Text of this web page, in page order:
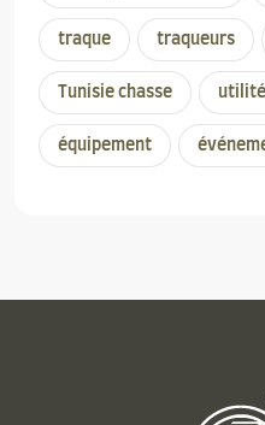
traque traqueurs
Tunisie chasse utilité
équipement